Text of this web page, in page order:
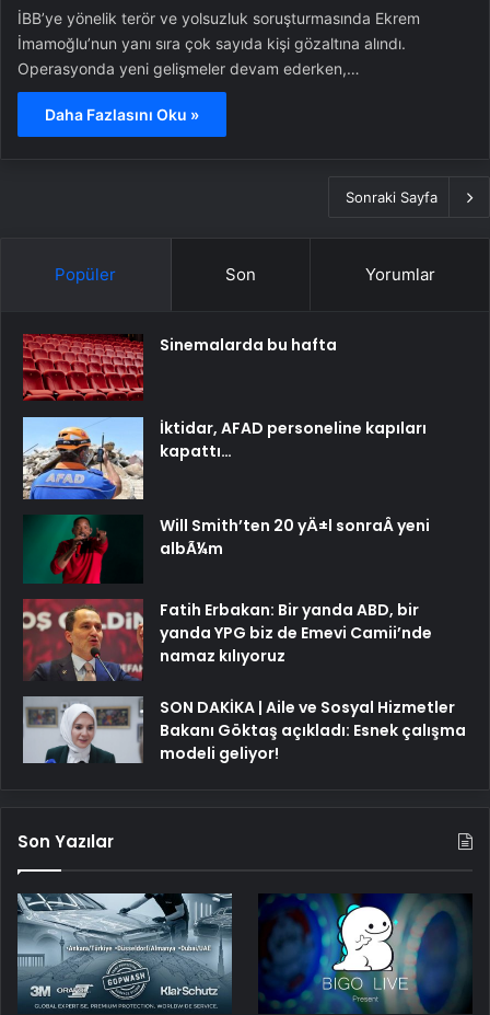
İBB’ye yönelik terör ve yolsuzluk soruşturmasında Ekrem
İmamoğlu’nun yanı sıra çok sayıda kişi gözaltına alındı.
Operasyonda yeni gelişmeler devam ederken,…
Daha Fazlasını Oku »
Sonraki Sayfa
Popüler Son Yorumlar
Sinemalarda bu hafta
İktidar, AFAD personeline kapıları
kapattı…
Will Smith’ten 20 yÄ±l sonraÂ yeni
albÃ¼m
Fatih Erbakan: Bir yanda ABD, bir
yanda YPG biz de Emevi Camii’nde
namaz kılıyoruz
SON DAKİKA | Aile ve Sosyal Hizmetler
Bakanı Göktaş açıkladı: Esnek çalışma
modeli geliyor!
Son Yazılar